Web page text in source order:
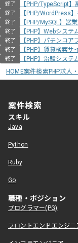
終了 【PHP/TypeScript
終了 【PHP/WordPress
終了 【PHP/MySQL】営
終了 【PHP】Webシステ
終了 【PHP】パチンコア
終了 【PHP】賃貸検索サ
終了
【PHP】治験シス
HOME案件検索PHP求人
案件検索
スキル
Java
Python
Ruby
Go
職種・ポジション
プログラマー(PG)
フロントエンドエンジニ